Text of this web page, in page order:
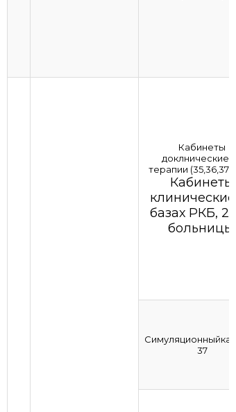
Кабинеты
доклнические
терапии
Кабинеты
клинические
базах РКБ, 2
больницы,
37